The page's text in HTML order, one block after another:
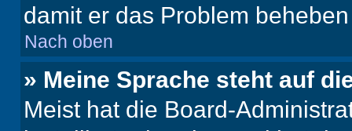
damit er das Problem
Nach oben
» Meine Sprache steht auf
Meist hat die Board-